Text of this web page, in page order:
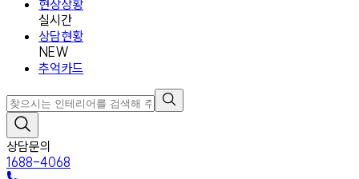
현장상황
실시간
상담현황
NEW
추억카드
상담문의
1688-4068